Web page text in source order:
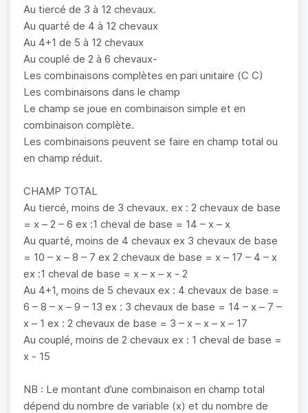
Au tiercé de 3 à 12 chevaux.
Au quarté de 4 à 12 chevaux
Au 4+1 de 5 à 12 chevaux
Au couplé de 2 à 6 chevaux-
Les combinaisons complètes en pari unitaire (C C)
Les combinaisons dans le champ
Le champ se joue en combinaison simple et en
combinaison complète.
Les combinaisons peuvent se faire en champ total ou
en champ réduit.
CHAMP TOTAL
Au tiercé, moins de 3 chevaux. ex : 2 chevaux de base
= x – 2 – 6 ex :1 cheval de base = 14 – x – x
Au quarté, moins de 4 chevaux ex 3 chevaux de base
= 10 – x – 8 – 7 ex 2 chevaux de base = x – 17 – 4 – x
ex :1 cheval de base = x – x – x - 2
Au 4+1, moins de 5 chevaux ex : 4 chevaux de base =
6 – 8 – x – 9 – 13 ex : 3 chevaux de base = 14 – x – 7 –
x – 1 ex : 2 chevaux de base = 3 – x – x – x – 17
Au couplé, moins de 2 chevaux ex : 1 cheval de base =
x - 15
NB : Le montant d’une combinaison en champ total
dépend du nombre de variable (x) et du nombre de